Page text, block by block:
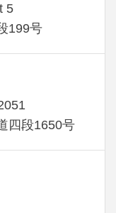
5
199号
四段1650号